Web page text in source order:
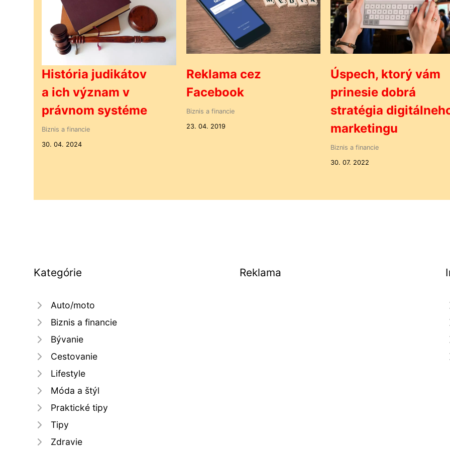
História judikátov
a ich význam v
právnom systéme
Biznis a financie
30. 04. 2024
Reklama cez
Facebook
Biznis a financie
23. 04. 2019
Úspech, ktorý vám
prinesie dobrá
stratégia
marketingu
Biznis a financie
30. 07. 2022
Kategórie
Auto/moto
Biznis a financie
Bývanie
Cestovanie
Lifestyle
Móda a štýl
Praktické tipy
Tipy
Zdravie
Reklama